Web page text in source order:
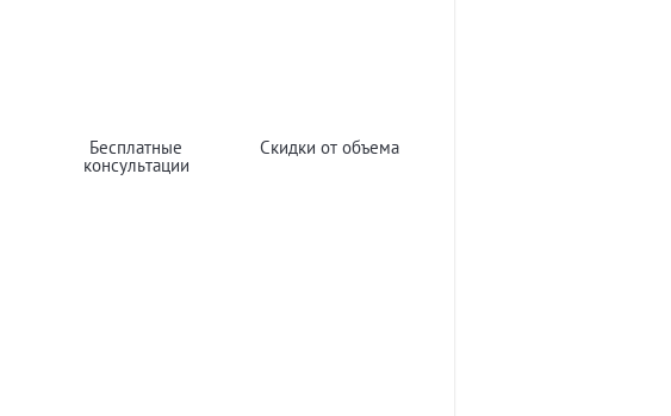
Бесплатные
консультации
Скидки от объема